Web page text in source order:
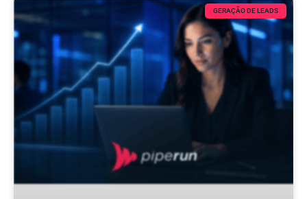
GERAÇÃO DE LEADS